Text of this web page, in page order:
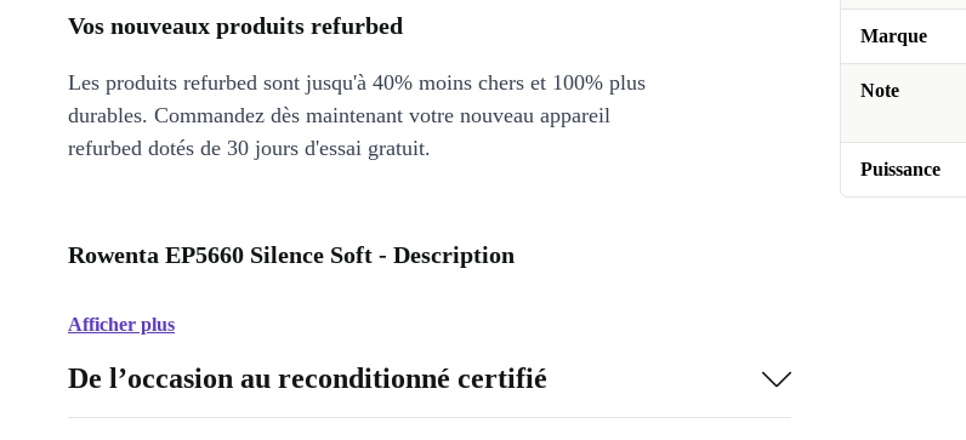
Marque
Note
Puissance
Vos nouveaux produits refurbed
Les produits refurbed sont jusqu'à 40% moins chers et 100% plus
durables. Commandez dès maintenant votre nouveau appareil
refurbed dotés de 30 jours d'essai gratuit.
Rowenta EP5660 Silence Soft - Description
Afficher plus
De l’occasion au reconditionné certifié